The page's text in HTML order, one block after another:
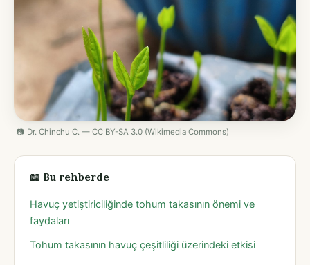
📷 Dr. Chinchu C. — CC BY-SA 3.0 (Wikimedia Commons)
📖 Bu rehberde
Havuç yetiştiriciliğinde tohum takasının önemi ve
faydaları
Tohum takasının havuç çeşitliliği üzerindeki etkisi